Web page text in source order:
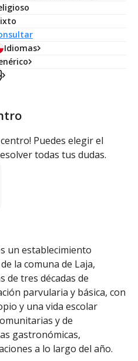
Idiomas
Puedes elegir el
todas tus dudas.
un establecimiento
la comuna de Laja,
de tres décadas de
parvularia y básica, con
y una vida escolar
y de
gastronómicas,
a lo largo del año.